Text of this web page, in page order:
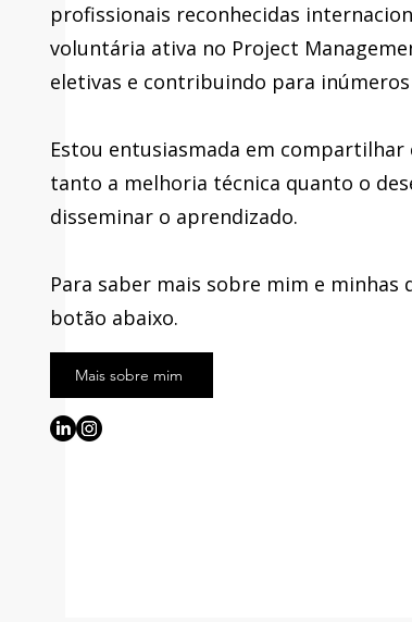
profissionais reconhecidas
voluntária ativa no Project
eletivas e contribuindo para
Estou entusiasmada em
tanto a melhoria técnica quanto o
disseminar o aprendizado.
Para saber mais sobre mim e
botão abaixo.
Mais sobre mim